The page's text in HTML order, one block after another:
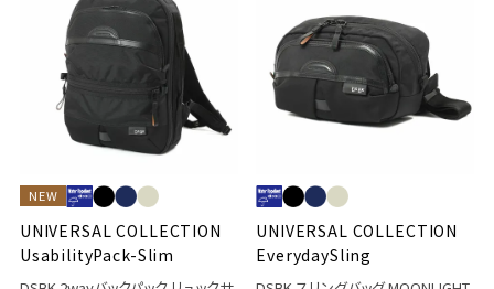
NEW
UNIVERSAL COLLECTION
UsabilityPack-Slim
UNIVERSAL COLLECTION
EverydaySling